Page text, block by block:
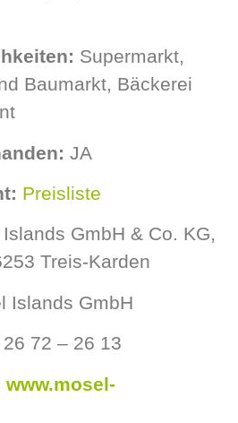
Supermarkt,
Baumarkt, Bäckerei
JA
Preisliste
GmbH & Co. KG,
Treis-Karden
Islands GmbH
72 – 26 13
www.mosel-